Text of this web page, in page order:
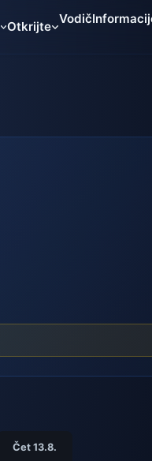
Otkrijte
Vodič
Čet 13.8.